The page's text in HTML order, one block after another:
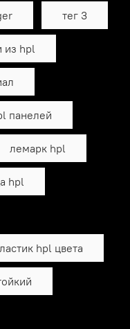
тег 3
из hpl
панелей
лемарк hpl
hpl
hpl цвета